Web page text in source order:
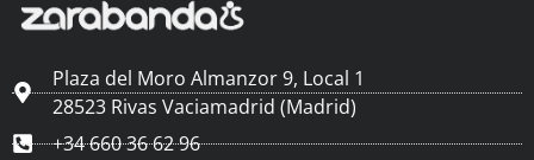
Plaza del Moro Almanzor 9, Local 1
28523 Rivas Vaciamadrid (Madrid)
+34 660 36 62 96